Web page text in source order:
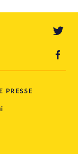
PRESSE